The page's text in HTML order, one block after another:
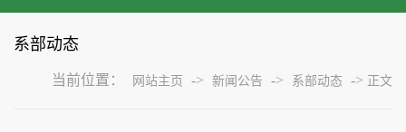
系部动态
当前位置： 网站主页 -> 新闻公告 -> 系部动态 -> 正文